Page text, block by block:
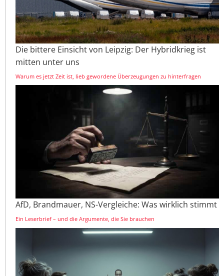
Die bittere Einsicht von Leipzig: Der Hybridkrieg ist
mitten unter uns
Warum es jetzt Zeit ist, lieb gewordene Überzeugungen zu hinterfragen
AfD, Brandmauer, NS-Vergleiche: Was wirklich stimmt
Ein Leserbrief – und die Argumente, die Sie brauchen